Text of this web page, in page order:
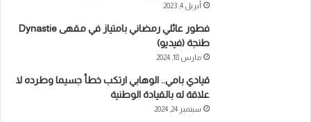
أبريل 4, 2023
فطور عائلي رمضاني بامتياز في مقهى Dynastie
طنجة (فيديو)
مارس 18, 2024
قيادي بامي.. الوهابي ارتكب خطأ جسيما وطرده لا
علاقة له بالقيادة الوطنية
سبتمبر 24, 2024